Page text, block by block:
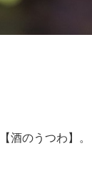
酒のうつわ】。